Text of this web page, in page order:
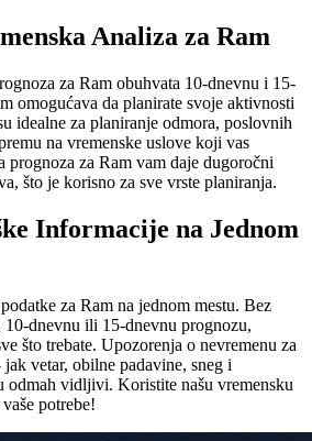
Analiza za Ram
za Ram obuhvata 10-dnevnu i 15-
omogućava da planirate svoje aktivnosti
idealne za planiranje odmora, poslovnih
na vremenske uslove koji vas
prognoza za Ram vam daje dugoročni
što je korisno za sve vrste planiranja.
Informacije na Jednom
za Ram na jednom mestu. Bez
10-dnevnu ili 15-dnevnu prognozu,
što trebate. Upozorenja o nevremenu za
vetar, obilne padavine, sneg i
odmah vidljivi. Koristite našu vremensku
potrebe!